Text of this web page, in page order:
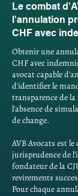
Le combat
l'annulation
CHF avec
Obtenir une
CHF avec
avocat capable
d'identifier le
transparence de
l'absence de
de change.
AVB Avocats est
jurisprudence de
fondateur de la
revirements
Pour chaque